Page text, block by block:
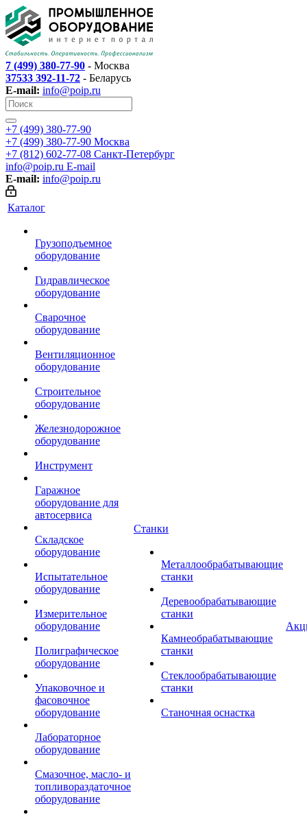
7 (499) 380-77-90 - Москва
37533 392-11-72 - Беларусь
E-mail: info@poip.ru
+7 (499) 380-77-90
+7 (499) 380-77-90 Москва
+7 (812) 602-77-08 Санкт-Петербург
info@poip.ru E-mail
E-mail: info@poip.ru
Каталог
Грузоподъемное
оборудование
Гидравлическое
оборудование
Сварочное
оборудование
Вентиляционное
оборудование
Строительное
оборудование
Железнодорожное
оборудование
Инструмент
Гаражное
оборудование для
автосервиса
Складское
оборудование
Испытательное
оборудование
Измерительное
оборудование
Полиграфическое
оборудование
Упаковочное и
фасовочное
оборудование
Лабораторное
оборудование
Смазочное, масло- и
топливораздаточное
оборудование
Станки
Металлообрабатывающие
станки
Деревообрабатывающие
станки
Камнеобрабатывающие
станки
Стеклообрабатывающие
станки
Станочная оснастка